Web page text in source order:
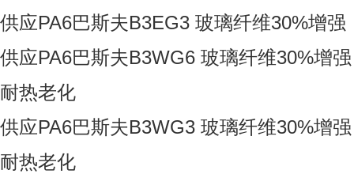
供应PA6巴斯夫B3EG3 玻璃纤维30%增强
供应PA6巴斯夫B3WG6 玻璃纤维30%增强
耐热老化
供应PA6巴斯夫B3WG3 玻璃纤维30%增强
耐热老化